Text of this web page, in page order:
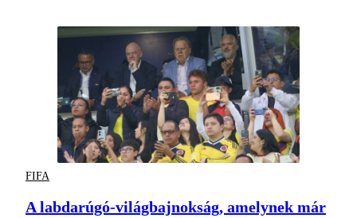
FIFA
A labdarúgó-világbajnokság, amelynek már